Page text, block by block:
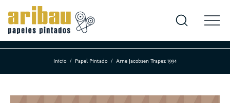
Inicio Papel Pintado Arne Jacobsen Trapez 1994